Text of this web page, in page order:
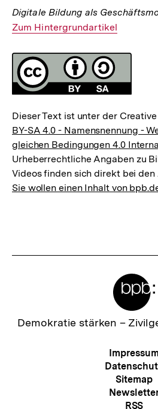
Digitale Bildung als
Interner
Zum Hintergrundartikel
Fussnoten
Lizenz
Dieser Text ist unter der
BY-SA 4.0 - Namensnennung -
gleichen Bedingungen 4.0
Urheberrechtliche Angaben zu
Videos finden sich direkt bei
Sie wollen einen Inhalt von
Zur
Demokratie stärken –
Meta-
Impressum
Sitemap
RSS